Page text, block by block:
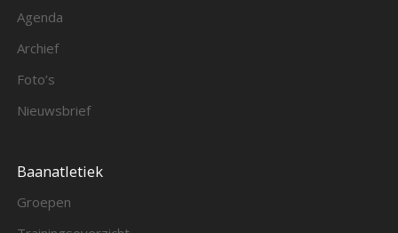
Agenda
Archief
Foto’s
Nieuwsbrief
Baanatletiek
Groepen